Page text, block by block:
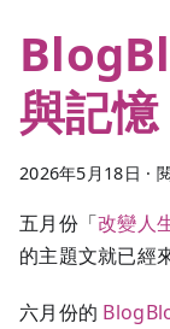
與記憶
2026年5月18日 ·
五月份「改變人
的主題文就已經
六月份的